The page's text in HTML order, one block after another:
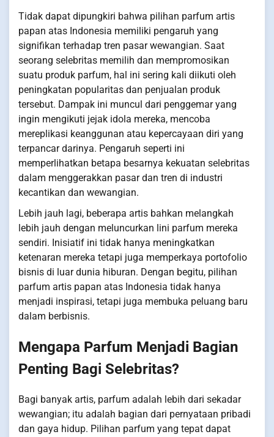
Tidak dapat dipungkiri bahwa pilihan parfum artis
papan atas Indonesia memiliki pengaruh yang
signifikan terhadap tren pasar wewangian. Saat
seorang selebritas memilih dan mempromosikan
suatu produk parfum, hal ini sering kali diikuti oleh
peningkatan popularitas dan penjualan produk
tersebut. Dampak ini muncul dari penggemar yang
ingin mengikuti jejak idola mereka, mencoba
mereplikasi keanggunan atau kepercayaan diri yang
terpancar darinya. Pengaruh seperti ini
memperlihatkan betapa besarnya kekuatan selebritas
dalam menggerakkan pasar dan tren di industri
kecantikan dan wewangian.
Lebih jauh lagi, beberapa artis bahkan melangkah
lebih jauh dengan meluncurkan lini parfum mereka
sendiri. Inisiatif ini tidak hanya meningkatkan
ketenaran mereka tetapi juga memperkaya portofolio
bisnis di luar dunia hiburan. Dengan begitu, pilihan
parfum artis papan atas Indonesia tidak hanya
menjadi inspirasi, tetapi juga membuka peluang baru
dalam berbisnis.
Mengapa Parfum Menjadi Bagian
Penting Bagi Selebritas?
Bagi banyak artis, parfum adalah lebih dari sekadar
wewangian; itu adalah bagian dari pernyataan pribadi
dan gaya hidup. Pilihan parfum yang tepat dapat